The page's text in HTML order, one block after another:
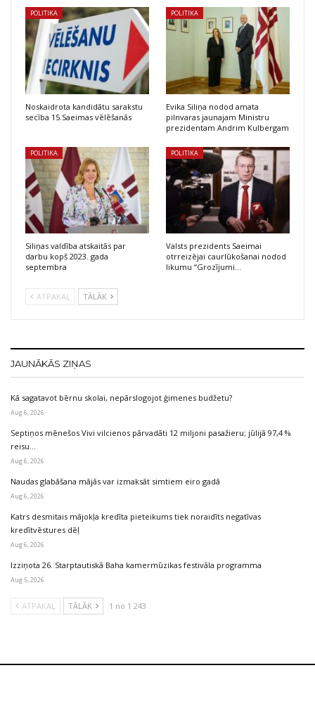
POLITIKA
Noskaidrota kandidātu sarakstu
secība 15.Saeimas vēlēšanās
POLITIKA
Evika Siliņa nodod amata
pilnvaras jaunajam Ministru
prezidentam Andrim Kulbergam
POLITIKA
Siliņas valdība atskaitās par
darbu kopš 2023. gada
septembra
POLITIKA
Valsts prezidents Saeimai
otrreizējai caurlūkošanai nodod
likumu “Grozījumi…
ATPAKAĻ TĀLĀK
JAUNĀKĀS ZIŅAS
Kā sagatavot bērnu skolai, nepārslogojot ģimenes budžetu?
Aug 6, 2026
Septiņos mēnešos Vivi vilcienos pārvadāti 12 miljoni pasažieru; jūlijā 97,4 %
reisu…
Aug 6, 2026
Naudas glabāšana mājās var izmaksāt simtiem eiro gadā
Aug 6, 2026
Katrs desmitais mājokļa kredīta pieteikums tiek noraidīts negatīvas
kredītvēstures dēļ
Aug 6, 2026
Izziņota 26. Starptautiskā Baha kamermūzikas festivāla programma
Aug 5, 2026
ATPAKAĻ TĀLĀK 1 no 1 243